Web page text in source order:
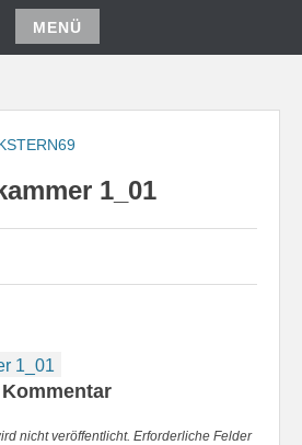
MENÜ
1_01
1_01
nicht veröffentlicht. Erforderliche Felder